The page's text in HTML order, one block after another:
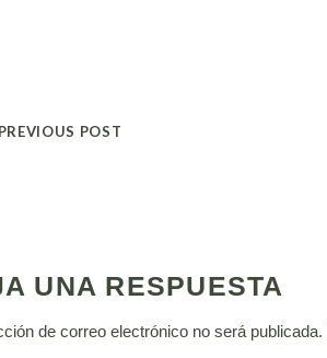
PREVIOUS POST
UNA RESPUESTA
de correo electrónico no será publicada.